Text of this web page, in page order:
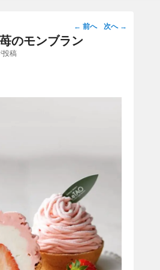
投
稿
← 前へ 次へ →
のモンブラン
投稿